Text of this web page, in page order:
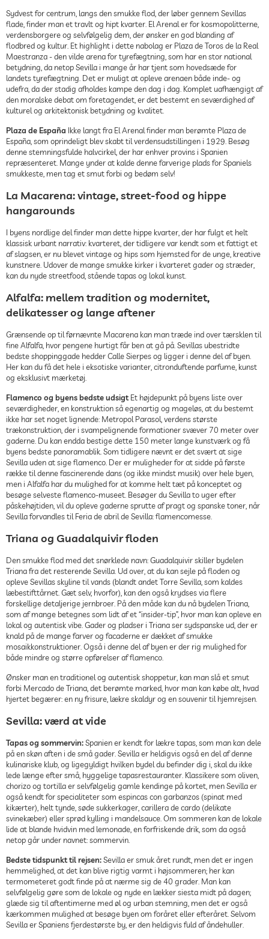
Sydvest for centrum, langs den smukke flod, der løber gennem Sevillas
flade, finder man et travlt og hipt kvarter. El Arenal er for kosmopolitterne,
verdensborgere og selvfølgelig dem, der ønsker en god blanding af
flodbred og kultur. Et highlight i dette nabolag er Plaza de Toros de la Real
Maestranza - den vilde arena for tyrefægtning, som har en stor national
betydning, da netop Sevilla i mange år har tjent som hovedsæde for
landets tyrefægtning. Det er muligt at opleve arenaen både inde- og
udefra, da der stadig afholdes kampe den dag i dag. Komplet uafhængigt af
den moralske debat om foretagendet, er det bestemt en seværdighed af
kulturel og arkitektonisk betydning og kvalitet.
Plaza de España Ikke langt fra El Arenal finder man berømte Plaza de
España, som oprindeligt blev skabt til verdensudstillingen i 1929. Besøg
denne stemningsfulde halvcirkel, der har enhver provins i Spanien
repræsenteret. Mange ynder at kalde denne farverige plads for Spaniels
smukkeste, men tag et smut forbi og bedøm selv!
La Macarena: vintage, street-food og hippe
hangarounds
I byens nordlige del finder man dette hippe kvarter, der har fulgt et helt
klassisk urbant narrativ: kvarteret, der tidligere var kendt som et fattigt et
af slagsen, er nu blevet vintage og hips som hjemsted for de unge, kreative
kunstnere. Udover de mange smukke kirker i kvarteret gader og stræder,
kan du nyde streetfood, stående tapas og lokal kunst.
Alfalfa: mellem tradition og modernitet,
delikatesser og lange aftener
Grænsende op til førnævnte Macarena kan man træde ind over tærsklen til
fine Alfalfa, hvor pengene hurtigt får ben at gå på. Sevillas ubestridte
bedste shoppinggade hedder Calle Sierpes og ligger i denne del af byen.
Her kan du få det hele i eksotiske varianter, citronduftende parfume, kunst
og eksklusivt mærketøj.
Flamenco og byens bedste udsigt Et højdepunkt på byens liste over
seværdigheder, en konstruktion så egenartig og mageløs, at du bestemt
ikke har set noget lignende: Metropol Parasol, verdens største
trækonstruktion, der i svampelignende formationer svæver 70 meter over
gaderne. Du kan endda bestige dette 150 meter lange kunstværk og få
byens bedste panoramablik. Som tidligere nævnt er det svært at sige
Sevilla uden at sige flamenco. Der er muligheder for at sidde på første
række til denne fascinerende dans (og ikke mindst musik) over hele byen,
men i Alfalfa har du mulighed for at komme helt tæt på konceptet og
besøge selveste flamenco-museet. Besøger du Sevilla to uger efter
påskehøjtiden, vil du opleve gaderne sprutte af pragt og spanske toner, når
Sevilla forvandles til Feria de abril de Sevilla: flamencomesse.
Triana og Guadalquivir floden
Den smukke flod med det snørklede navn: Guadalquivir skiller bydelen
Triana fra det resterende Sevilla. Ud over, at du kan sejle på floden og
opleve Sevillas skyline til vands (blandt andet Torre Sevilla, som kaldes
læbestifttårnet. Gæt selv, hvorfor), kan den også krydses via flere
forskellige detaljerige jernbroer. På den måde kan du nå bydelen Triana,
som af mange betegnes som lidt af et “insider-tip”, hvor man kan opleve en
lokal og autentisk vibe. Gader og pladser i Triana ser sydspanske ud, der er
knald på de mange farver og facaderne er dækket af smukke
mosaikkonstruktioner. Også i denne del af byen er der rig mulighed for
både mindre og større opførelser af flamenco.
Ønsker man en traditionel og autentisk shoppetur, kan man slå et smut
forbi Mercado de Triana, det berømte marked, hvor man kan købe alt, hvad
hjertet begærer: en ny frisure, lækre skaldyr og en souvenir til hjemrejsen.
Sevilla: værd at vide
Tapas og sommervin:Spanien er kendt for lækre tapas, som man kan dele
på en skøn aften i de små gader. Sevilla er heldigvis også en del af denne
kulinariske klub, og ligegyldigt hvilken bydel du befinder dig i, skal du ikke
lede længe efter små, hyggelige tapasrestauranter. Klassikere som oliven,
chorizo og tortilla er selvfølgelig gamle kendinge på kortet, men Sevilla er
også kendt for specialiteter som espincas con garbanzos (spinat med
kikærter), helt tynde, søde sukkerkager, carillera de cardo (delikate
svinekæber) eller sprød kylling i mandelsauce. Om sommeren kan de lokale
lide at blande hvidvin med lemonade, en forfriskende drik, som da også
netop går under navnet: sommervin.
Bedste tidspunkt til rejsen:Sevilla er smuk året rundt, men det er ingen
hemmelighed, at det kan blive rigtig varmt i højsommeren; her kan
termometeret godt finde på at nærme sig de 40 grader. Man kan
selvfølgelig gøre som de lokale og nyde en lækker siesta midt på dagen;
glæde sig til aftentimerne med øl og urban stemning, men det er også
kærkommen mulighed at besøge byen om foråret eller efteråret. Selvom
Sevilla er Spaniens fjerdestørste by, er den heldigvis fuld af åndehuller.